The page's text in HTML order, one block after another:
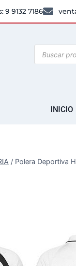
9 9132 7186
INICIO
/ Polera Deportiva